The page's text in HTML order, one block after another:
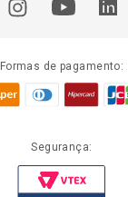
Formas de pagamento:
Segurança: